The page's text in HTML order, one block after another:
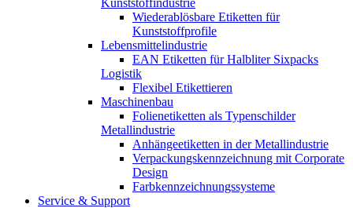
Wiederablösbare Etiketten für
Kunststoffprofile
Lebensmittelindustrie
EAN Etiketten für Halbliter Sixpacks
Logistik
Flexibel Etikettieren
Maschinenbau
Folienetiketten als Typenschilder
Metallindustrie
Anhängeetiketten in der Metallindustrie
Verpackungskennzeichnung mit Corporate
Design
Farbkennzeichnungssysteme
Service & Support